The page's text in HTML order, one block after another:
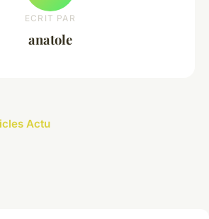
ECRIT PAR
anatole
Actu